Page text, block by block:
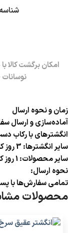
زمان و نحوه ارسال
آماده‌سازی و ارسال
انگشترهای با رکاب دست ساز:
سایر انگشترها: 3 روز کاری
سایر محصولات: 1 روز کاری
نحوه ارسال:
تمامی سفارش‌ها با
محصولات